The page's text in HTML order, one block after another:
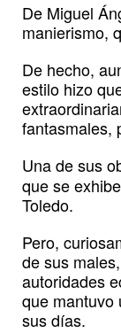
De Miguel
manierismo,
De hecho,
estilo hizo
fantasmales,
Una de sus
que se
Toledo.
Pero,
de sus
autoridades
que mantuvo
sus días.